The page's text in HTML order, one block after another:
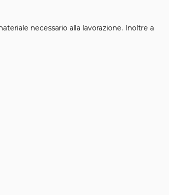
necessario alla lavorazione. Inoltre a